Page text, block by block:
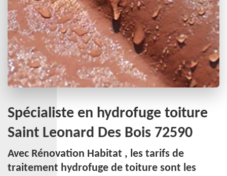
Spécialiste en hydrofuge toiture
Saint Leonard Des Bois 72590
Avec Rénovation Habitat , les tarifs de
traitement hydrofuge de toiture sont les